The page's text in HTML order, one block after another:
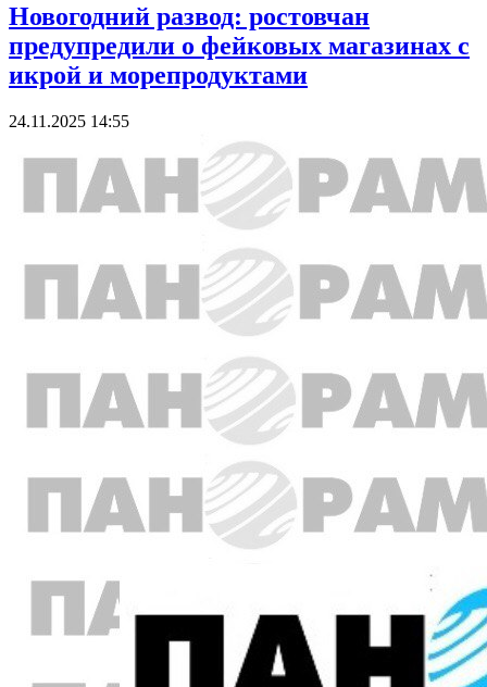
Новогодний развод: ростовчан
предупредили о фейковых магазинах с
икрой и морепродуктами
24.11.2025 14:55